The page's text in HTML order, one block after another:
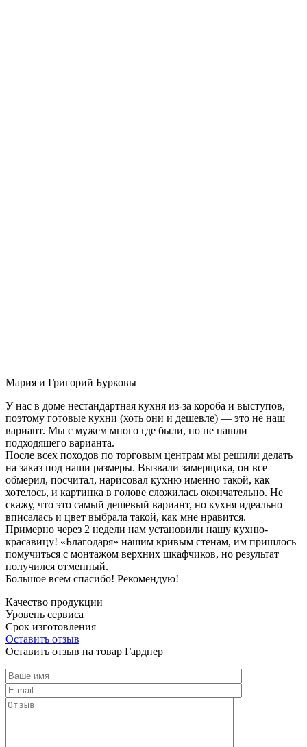
Мария и Григорий Бурковы
У нас в доме нестандартная кухня из-за короба и выступов,
поэтому готовые кухни (хоть они и дешевле) — это не наш
вариант. Мы с мужем много где были, но не нашли
подходящего варианта.
После всех походов по торговым центрам мы решили делать
на заказ под наши размеры. Вызвали замерщика, он все
обмерил, посчитал, нарисовал кухню именно такой, как
хотелось, и картинка в голове сложилась окончательно. Не
скажу, что это самый дешевый вариант, но кухня идеально
вписалась и цвет выбрала такой, как мне нравится.
Примерно через 2 недели нам установили нашу кухню-
красавицу! «Благодаря» нашим кривым стенам, им пришлось
помучиться с монтажом верхних шкафчиков, но результат
получился отменный.
Большое всем спасибо! Рекомендую!
Качество продукции
Уровень сервиса
Срок изготовления
Оставить отзыв
Оставить отзыв на товар Гарднер